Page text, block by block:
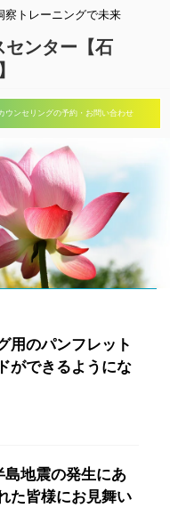
察トレーニングで未来
センター【石
ウンセリングの予約・お問い合わせ
用のパンフレット
ができるようにな
地震の発生にあ
た皆様にお見舞い